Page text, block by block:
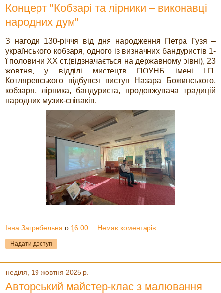
Концерт "Кобзарі та лірники – виконавці
народних дум"
З нагоди 130-річчя від дня народження Петра Гузя –
українського кобзаря, одного із визначних бандуристів 1-
ї половини XX ст.(відзначається на державному рівні), 23
жовтня, у відділі мистецтв ПОУНБ імені І.П.
Котляревського відбувся виступ Назара Божинського,
кобзаря, лірника, бандуриста, продовжувача традицій
народних музик-співаків.
Інна Загребельна о 16:00 Немає коментарів:
Надати доступ
неділя, 19 жовтня 2025 р.
Авторський майстер-клас з малювання